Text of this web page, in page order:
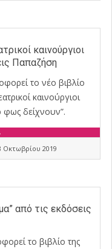
καινούργιοι
Παπαζήση
το νέο βιβλίο
καινούργιοι
φως δείχνουν”.
Οκτωβρίου 2019
από τις εκδόσεις
το βιβλίο της